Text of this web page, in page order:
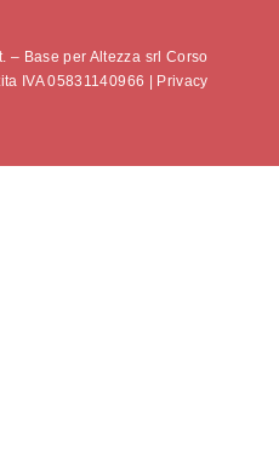
– Base per Altezza srl Corso
IVA 05831140966 | Privacy